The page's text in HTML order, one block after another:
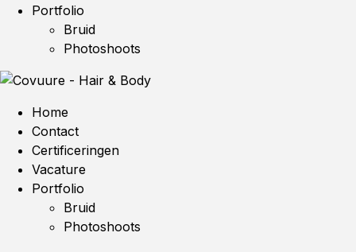
Portfolio
Bruid
Photoshoots
Home
Contact
Certificeringen
Vacature
Portfolio
Bruid
Photoshoots